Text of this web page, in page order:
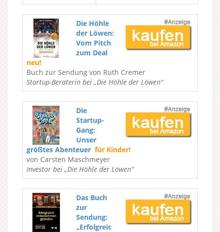
Die Höhle
der Löwen:
Vom Pitch
zum Deal
neu!
Buch zur Sendung von Ruth Cremer
Startup-Beraterin bei „Die Höhle der Löwen“
Die
Startup-
Gang:
Unser
größtes Abenteuer für Kinder!
von Carsten Maschmeyer
Investor bei „Die Höhle der Löwen“
Das Buch
zur
Sendung:
„Erfolgreic